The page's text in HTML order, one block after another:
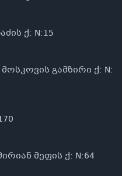
ქ: N:15
გამზირი ქ: N:
მეფის ქ: N:64